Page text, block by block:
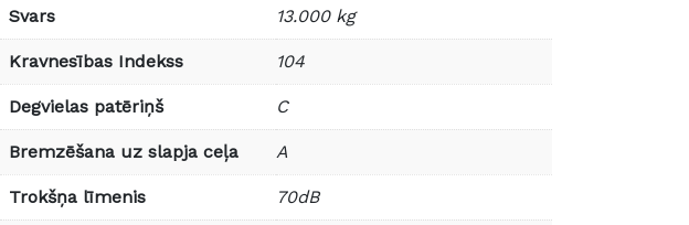
Svars 13.000 kg
Kravnesības Indekss 104
Degvielas patēriņš C
Bremzēšana uz slapja ceļa A
Trokšņa līmenis 70dB